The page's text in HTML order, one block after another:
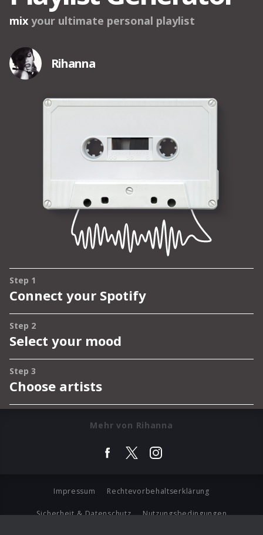
Mehr von Rihanna
Impressum Rechtevorbehaltserklärung
Sicherheit & Datenschutz Nutzungsbedingungen